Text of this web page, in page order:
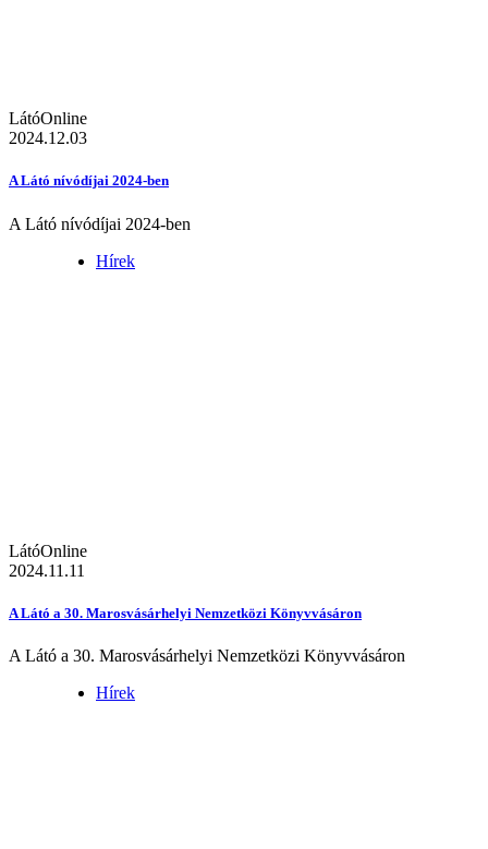
LátóOnline
2024.12.03
A Látó nívódíjai 2024-ben
A Látó nívódíjai 2024-ben
Hírek
LátóOnline
2024.11.11
A Látó a 30. Marosvásárhelyi Nemzetközi Könyvvásáron
A Látó a 30. Marosvásárhelyi Nemzetközi Könyvvásáron
Hírek